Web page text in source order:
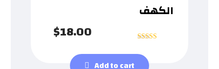
الكهف
5
out of 5
$18.00
Add to cart